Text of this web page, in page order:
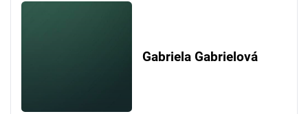
Gabriela Gabrielová